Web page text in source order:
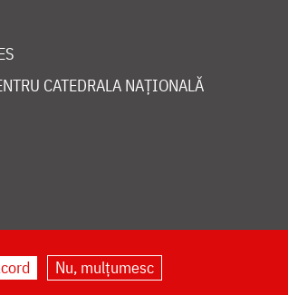
CATEDRALA NAȚIONALĂ
Nu, mulțumesc